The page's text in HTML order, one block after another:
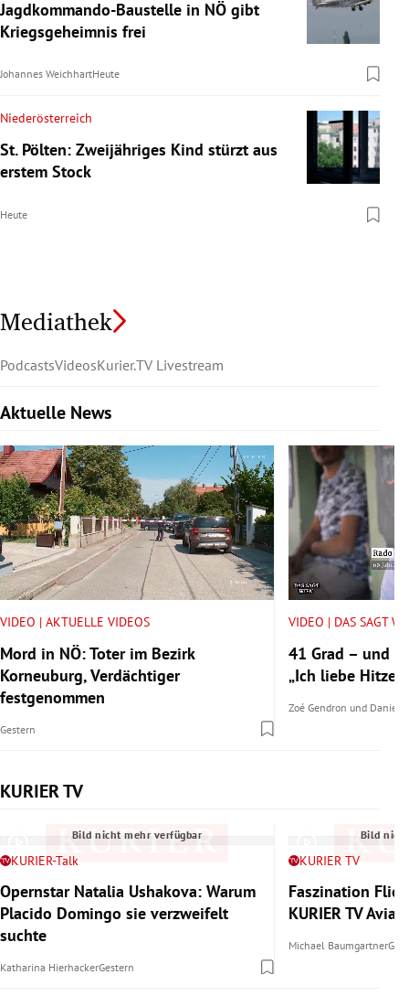
Jagdkommando-Baustelle in NÖ gibt
Kriegsgeheimnis frei
Johannes WeichhartHeute
Niederösterreich
St. Pölten: Zweijähriges Kind stürzt aus
erstem Stock
Heute
Mediathek
PodcastsVideosKurier.TV Livestream
Aktuelle News
Slide 1 von 6
VIDEO | AKTUELLE VIDEOS
Mord in NÖ: Toter im Bezirk
Korneuburg, Verdächtiger
festgenommen
Gestern
VIDEO | DAS SAGT
41 Grad – und
„Ich liebe Hitze.“
Zoé Gendron und Daniel
KURIER TV
Slide 1 von 6
Bild nicht mehr verfügbar
KURIER-Talk
Opernstar Natalia Ushakova: Warum
Placido Domingo sie verzweifelt
suchte
Katharina HierhackerGestern
Bild
KURIER TV
Faszination
KURIER TV
Michael Baumgartner